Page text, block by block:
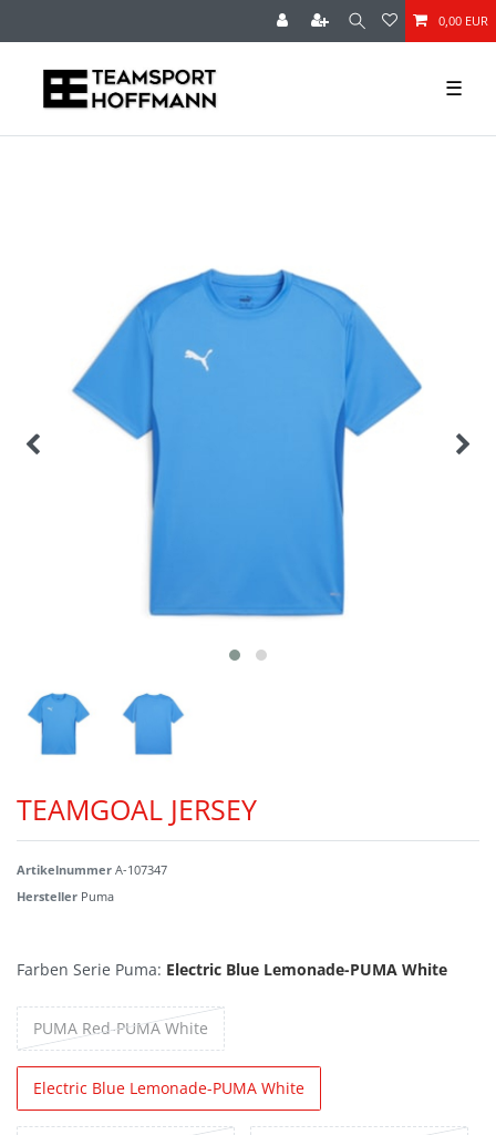
0,00 EUR
☰
TEAMGOAL JERSEY
Artikelnummer A-107347
Hersteller Puma
Farben Serie Puma: Electric Blue Lemonade-PUMA White
PUMA Red-PUMA White
Electric Blue Lemonade-PUMA White